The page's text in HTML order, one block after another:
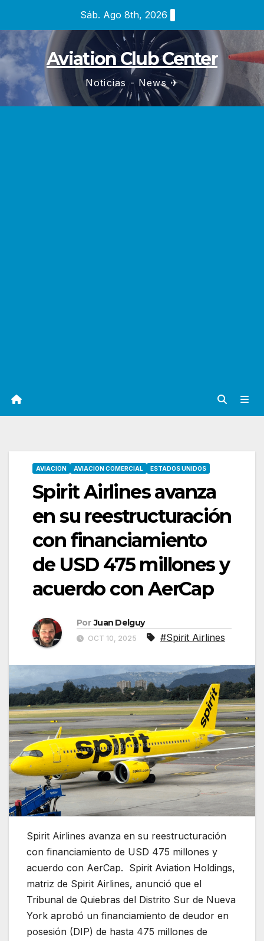
contenido
Sáb. Ago 8th, 2026
Aviation Club Center
Noticias - News ✈
AVIACION AVIACION COMERCIAL ESTADOS UNIDOS
Spirit Airlines avanza
en su reestructuración
con financiamiento
de USD 475 millones y
acuerdo con AerCap
Por Juan Delguy
OCT 10, 2025 #Spirit Airlines
Spirit Airlines avanza en su reestructuración
con financiamiento de USD 475 millones y
acuerdo con AerCap. Spirit Aviation Holdings,
matriz de Spirit Airlines, anunció que el
Tribunal de Quiebras del Distrito Sur de Nueva
York aprobó un financiamiento de deudor en
posesión (DIP) de hasta 475 millones de